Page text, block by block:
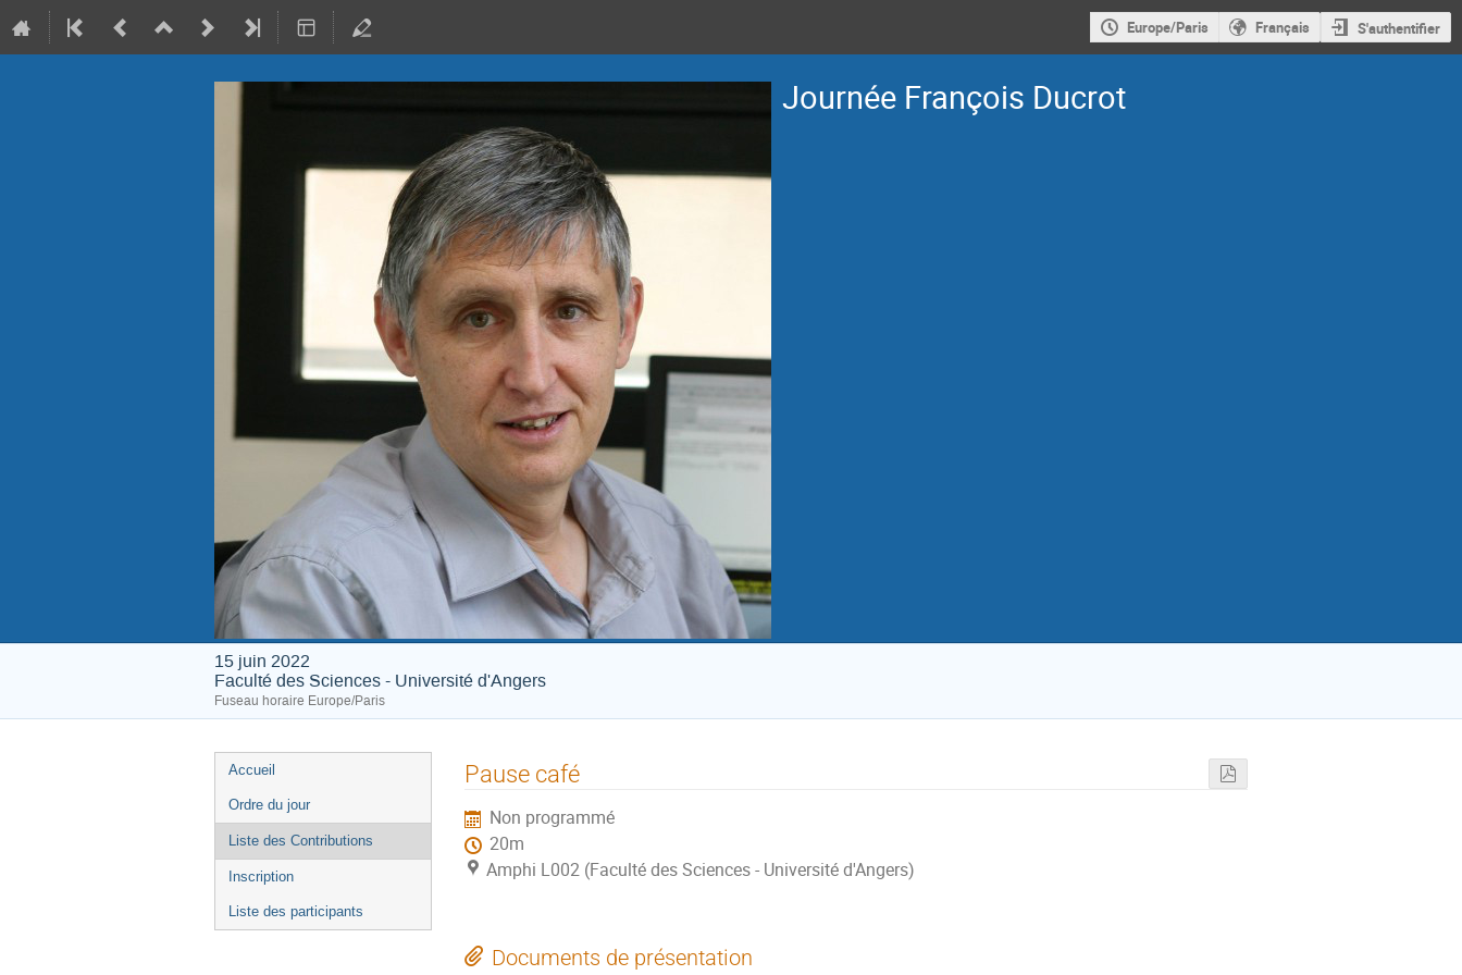
Europe/Paris Français S'authentifier
Journée François Ducrot
15 juin 2022
Faculté des Sciences - Université d'Angers
Fuseau horaire Europe/Paris
Menu
de
l'événement
Accueil
Ordre du jour
Liste des Contributions
Inscription
Liste des participants
Pause café
Non programmé
20m
Amphi L002 (Faculté des Sciences - Université d'Angers)
Documents de présentation